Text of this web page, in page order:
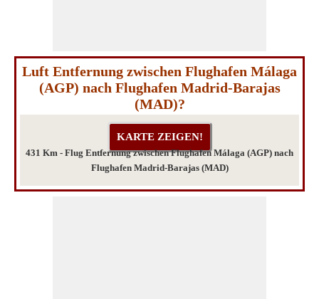
Luft Entfernung zwischen Flughafen Málaga
(AGP) nach Flughafen Madrid-Barajas
(MAD)?
431 Km - Flug Entfernung zwischen Flughafen Málaga (AGP) nach
Flughafen Madrid-Barajas (MAD)